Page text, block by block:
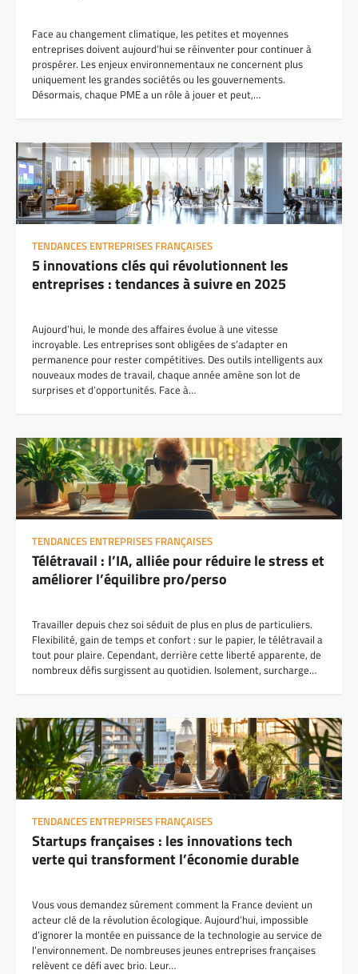
Face au changement climatique, les petites et moyennes
entreprises doivent aujourd’hui se réinventer pour continuer à
prospérer. Les enjeux environnementaux ne concernent plus
uniquement les grandes sociétés ou les gouvernements.
Désormais, chaque PME a un rôle à jouer et peut,…
TENDANCES ENTREPRISES FRANÇAISES
5 innovations clés qui révolutionnent les
entreprises : tendances à suivre en 2025
Aujourd’hui, le monde des affaires évolue à une vitesse
incroyable. Les entreprises sont obligées de s’adapter en
permanence pour rester compétitives. Des outils intelligents aux
nouveaux modes de travail, chaque année amène son lot de
surprises et d’opportunités. Face à…
TENDANCES ENTREPRISES FRANÇAISES
Télétravail : l’IA, alliée pour réduire le stress et
améliorer l’équilibre pro/perso
Travailler depuis chez soi séduit de plus en plus de particuliers.
Flexibilité, gain de temps et confort : sur le papier, le télétravail a
tout pour plaire. Cependant, derrière cette liberté apparente, de
nombreux défis surgissent au quotidien. Isolement, surcharge…
TENDANCES ENTREPRISES FRANÇAISES
Startups françaises : les innovations tech
verte qui transforment l’économie durable
Vous vous demandez sûrement comment la France devient un
acteur clé de la révolution écologique. Aujourd’hui, impossible
d’ignorer la montée en puissance de la technologie au service de
l’environnement. De nombreuses jeunes entreprises françaises
relèvent ce défi avec brio. Leur…